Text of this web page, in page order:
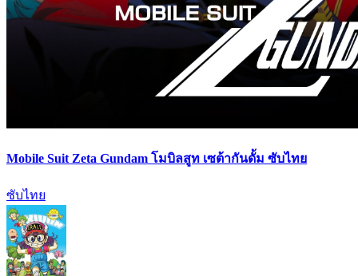
Mobile Suit Zeta Gundam โมบิลสูท เซต้ากันดั้ม ซับไทย
ซับไทย